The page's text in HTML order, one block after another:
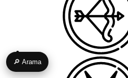
🔎 Arama